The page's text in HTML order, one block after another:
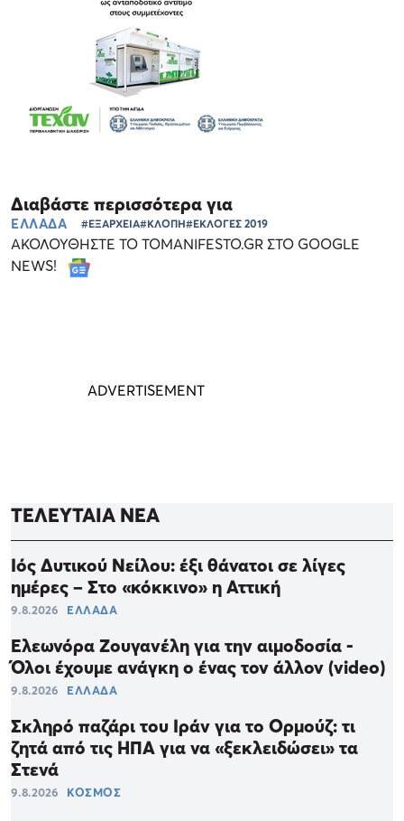
Διαβάστε περισσότερα για
ΕΛΛΑΔΑ #ΕΞΑΡΧΕΙΑ#ΚΛΟΠΗ#ΕΚΛΟΓΕΣ 2019
ΑΚΟΛΟΥΘΗΣΤΕ ΤΟ TOMANIFESTO.GR ΣΤΟ GOOGLE
NEWS!
ΤΕΛΕΥΤΑΙΑ ΝΕΑ
Ιός Δυτικού Νείλου: έξι θάνατοι σε λίγες
ημέρες – Στο «κόκκινο» η Αττική
9.8.2026 ΕΛΛΑΔΑ
Ελεωνόρα Ζουγανέλη για την αιμοδοσία -
Όλοι έχουμε ανάγκη ο ένας τον άλλον (video)
9.8.2026 ΕΛΛΑΔΑ
Σκληρό παζάρι του Ιράν για το Ορμούζ: τι
ζητά από τις ΗΠΑ για να «ξεκλειδώσει» τα
Στενά
9.8.2026 ΚΟΣΜΟΣ